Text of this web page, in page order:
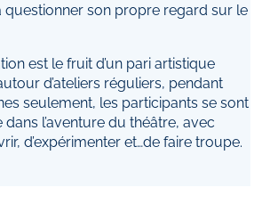
questionner son propre regard sur le
est le fruit d’un pari artistique
d’ateliers réguliers, pendant
seulement, les participants se sont
l’aventure du théâtre, avec
d’expérimenter et…de faire troupe.